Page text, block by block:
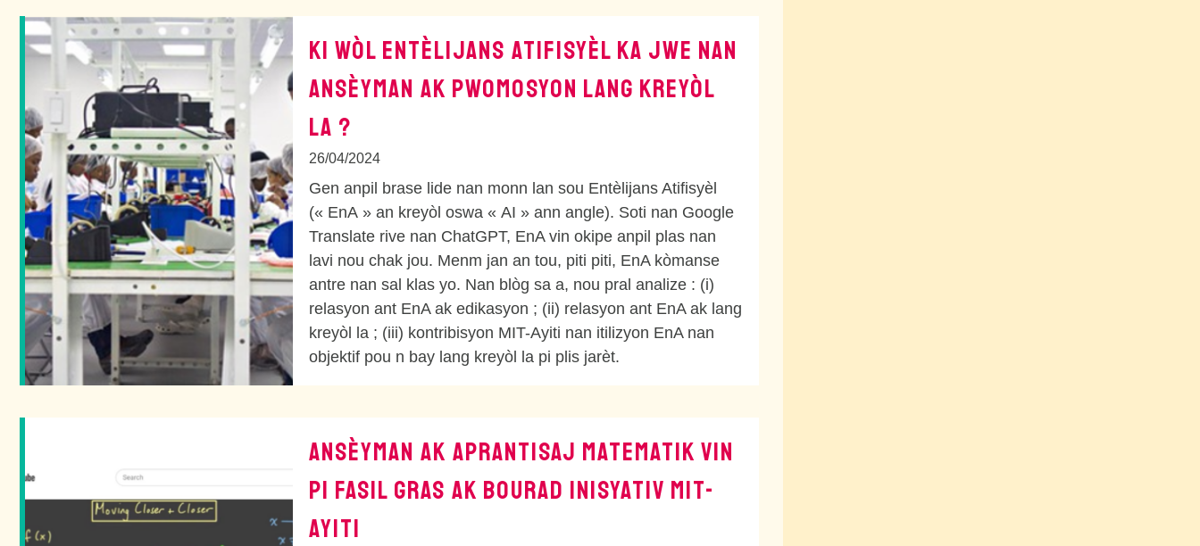
KI WÒL ENTÈLIJANS ATIFISYÈL KA JWE NAN
ANSÈYMAN AK PWOMOSYON LANG KREYÒL
LA ?
26/04/2024
Gen anpil brase lide nan monn lan sou Entèlijans Atifisyèl
(« EnA » an kreyòl oswa « AI » ann angle). Soti nan Google
Translate rive nan ChatGPT, EnA vin okipe anpil plas nan
lavi nou chak jou. Menm jan an tou, piti piti, EnA kòmanse
antre nan sal klas yo. Nan blòg sa a, nou pral analize : (i)
relasyon ant EnA ak edikasyon ; (ii) relasyon ant EnA ak lang
kreyòl la ; (iii) kontribisyon MIT-Ayiti nan itilizyon EnA nan
objektif pou n bay lang kreyòl la pi plis jarèt.
ANSÈYMAN AK APRANTISAJ MATEMATIK VIN
PI FASIL GRAS AK BOURAD INISYATIV MIT-
AYITI